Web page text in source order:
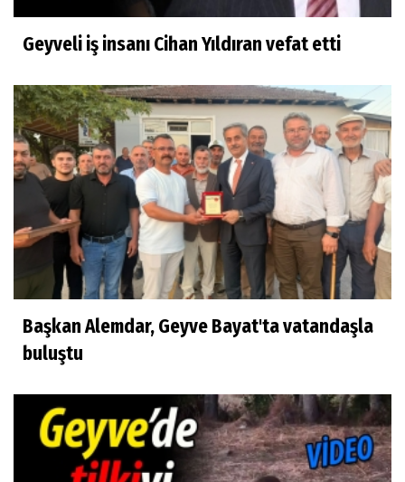
Geyveli iş insanı Cihan Yıldıran vefat etti
Başkan Alemdar, Geyve Bayat'ta vatandaşla
buluştu